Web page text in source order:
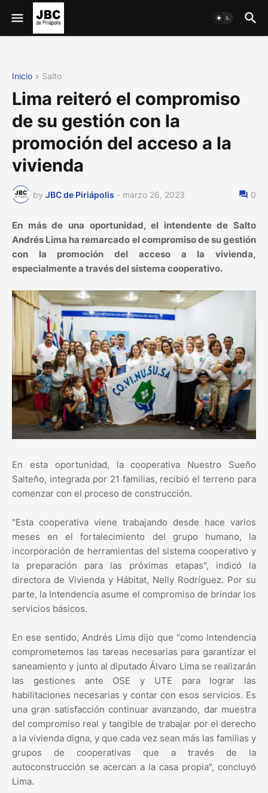
Inicio Salto
Lima reiteró el compromiso
de su gestión con la
promoción del acceso a la
vivienda
by JBC de Piriápolis - marzo 26, 2023 0
En más de una oportunidad, el intendente de Salto
Andrés Lima ha remarcado el compromiso de su gestión
con la promoción del acceso a la vivienda,
especialmente a través del sistema cooperativo.
En esta oportunidad, la cooperativa Nuestro Sueño
Salteño, integrada por 21 familias, recibió el terreno para
comenzar con el proceso de construcción.
"Esta cooperativa viene trabajando desde hace varios
meses en el fortalecimiento del grupo humano, la
incorporación de herramientas del sistema cooperativo y
la preparación para las próximas etapas", indicó la
directora de Vivienda y Hábitat, Nelly Rodríguez. Por su
parte, la Intendencia asume el compromiso de brindar los
servicios básicos.
En ese sentido, Andrés Lima dijo que "como Intendencia
comprometemos las tareas necesarias para garantizar el
saneamiento y junto al diputado Álvaro Lima se realizarán
las gestiones ante OSE y UTE para lograr las
habilitaciones necesarias y contar con esos servicios. Es
una gran satisfacción continuar avanzando, dar muestra
del compromiso real y tangible de trabajar por el derecho
a la vivienda digna, y que cada vez sean más las familias y
grupos de cooperativas que a través de la
autoconstrucción se acercan a la casa propia", concluyó
Lima.